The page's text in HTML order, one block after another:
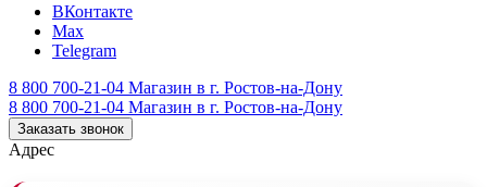
ВКонтакте
Max
Telegram
8 800 700-21-04 Магазин в г. Ростов-на-Дону
8 800 700-21-04 Магазин в г. Ростов-на-Дону
Заказать звонок
Адрес